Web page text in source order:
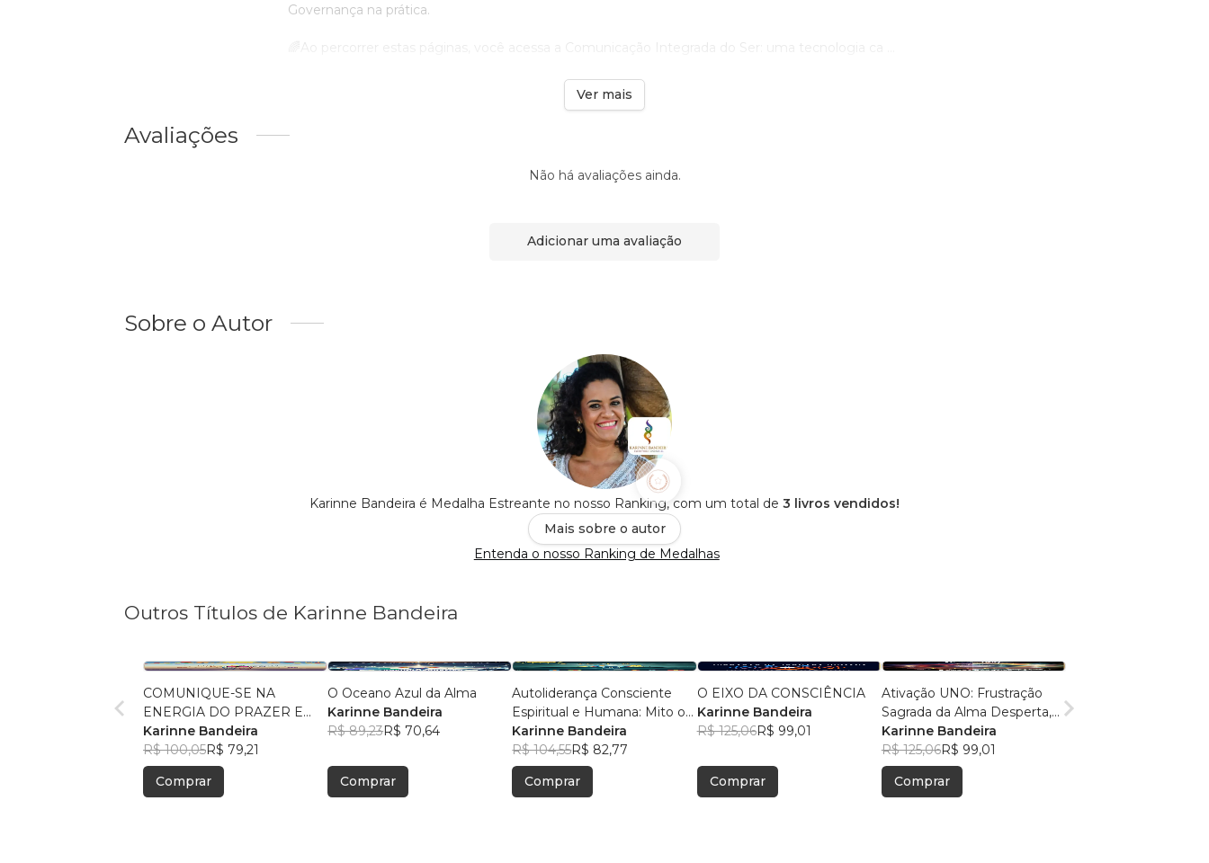
Governança na prática.
Ver mais
Avaliações
Não há avaliações ainda.
Adicionar uma avaliação
Sobre o Autor
Karinne Bandeira é Medalha Estreante no nosso Ranking, com um total de 3 livros vendidos!
Mais sobre o autor
Entenda o nosso Ranking de Medalhas
Outros Títulos de Karinne Bandeira
COMUNIQUE-SE NA
ENERGIA DO PRAZER E
VENHA VIVER, AMAR E
DEIXAR VIVER COM A
SABEDORIA DO
INCONSCIENTE.
Karinne Bandeira
R$ 100,05R$ 79,21
Comprar
O Oceano Azul da Alma
Karinne Bandeira
R$ 89,23R$ 70,64
Comprar
Autoliderança Consciente
Espiritual e Humana: Mito ou
Realidade?
Karinne Bandeira
R$ 104,55R$ 82,77
Comprar
O EIXO DA CONSCIÊNCIA
Karinne Bandeira
R$ 125,06R$ 99,01
Comprar
Ativação UNO: Frustração
Sagrada da Alma Desperta,
IAVC e Criatividade
Espontânea.
Karinne Bandeira
R$ 125,06R$ 99,01
Comprar